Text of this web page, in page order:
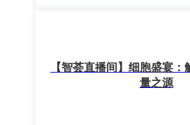
【智荟直播间】细胞盛宴
量之源